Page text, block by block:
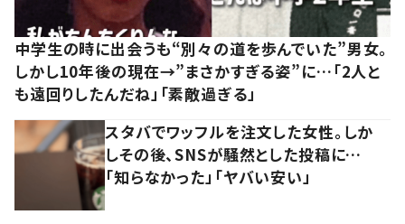
中学生の時に出会うも“別々の道を歩んでいた”男女。
しかし10年後の現在→”まさかすぎる姿”に…「2人と
も遠回りしたんだね」「素敵過ぎる」
スタバでワッフルを注文した女性。しか
しその後、SNSが騒然とした投稿に…
「知らなかった」「ヤバい安い」